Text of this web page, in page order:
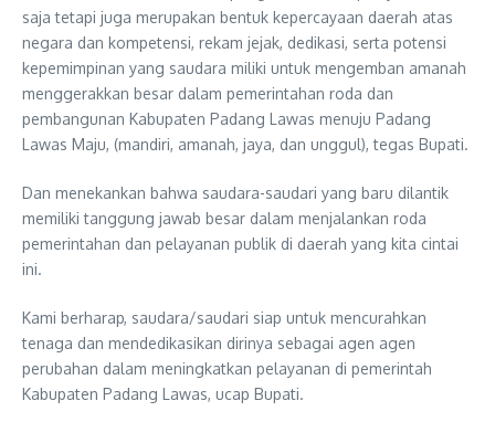
saja tetapi juga merupakan bentuk kepercayaan daerah atas
negara dan kompetensi, rekam jejak, dedikasi, serta potensi
kepemimpinan yang saudara miliki untuk mengemban amanah
menggerakkan besar dalam pemerintahan roda dan
pembangunan Kabupaten Padang Lawas menuju Padang
Lawas Maju, (mandiri, amanah, jaya, dan unggul), tegas Bupati.
Dan menekankan bahwa saudara-saudari yang baru dilantik
memiliki tanggung jawab besar dalam menjalankan roda
pemerintahan dan pelayanan publik di daerah yang kita cintai
ini.
Kami berharap, saudara/saudari siap untuk mencurahkan
tenaga dan mendedikasikan dirinya sebagai agen agen
perubahan dalam meningkatkan pelayanan di pemerintah
Kabupaten Padang Lawas, ucap Bupati.